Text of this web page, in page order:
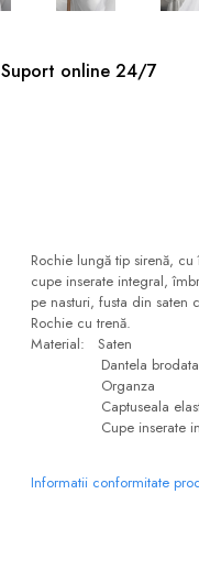
Suport online 24/7
Rochie lungă tip sirenă,
cupe inserate integral,
pe nasturi, fusta din
Rochie cu trenă.
Material: Saten
Dantela brodata
Organza
Captuseala
Cupe inserate in
Informatii conformitate